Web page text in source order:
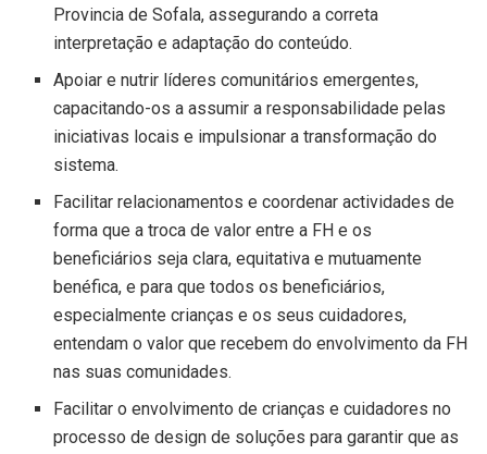
Provincia de Sofala, assegurando a correta
interpretação e adaptação do conteúdo.
Apoiar e nutrir líderes comunitários emergentes,
capacitando-os a assumir a responsabilidade pelas
iniciativas locais e impulsionar a transformação do
sistema.
Facilitar relacionamentos e coordenar actividades de
forma que a troca de valor entre a FH e os
beneficiários seja clara, equitativa e mutuamente
benéfica, e para que todos os beneficiários,
especialmente crianças e os seus cuidadores,
entendam o valor que recebem do envolvimento da FH
nas suas comunidades.
Facilitar o envolvimento de crianças e cuidadores no
processo de design de soluções para garantir que as